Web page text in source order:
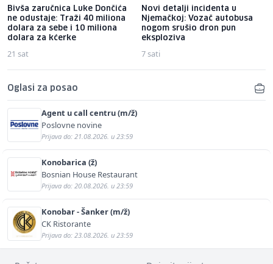
Bivša zaručnica Luke Dončića
ne odustaje: Traži 40 miliona
dolara za sebe i 10 miliona
dolara za kćerke
21 sat
Novi detalji incidenta u
Njemačkoj: Vozač autobusa
nogom srušio dron pun
eksploziva
7 sati
Oglasi za posao
Agent u call centru (m/ž)
Poslovne novine
Prijava do: 21.08.2026. u 23:59
Konobarica (ž)
Bosnian House Restaurant
Prijava do: 20.08.2026. u 23:59
Konobar - Šanker (m/ž)
CK Ristorante
Prijava do: 23.08.2026. u 23:59